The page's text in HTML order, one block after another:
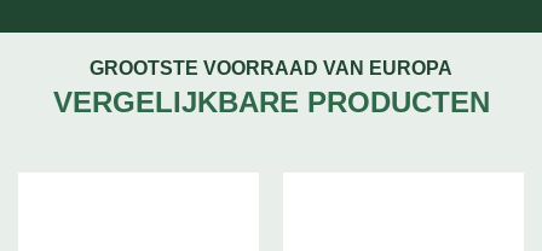
GROOTSTE VOORRAAD VAN EUROPA
VERGELIJKBARE PRODUCTEN